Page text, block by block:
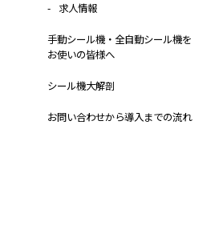
求人情報
手動シール機・全自動シール機を
お使いの皆様へ
シール機大解剖
お問い合わせから導入までの流れ